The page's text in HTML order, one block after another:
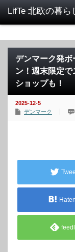
デンマーク発
ン！週末限定
ショップも！
2025-12-5
デンマーク